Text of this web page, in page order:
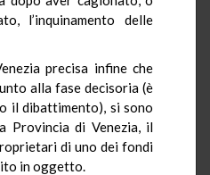
l’inquinamento delle
precisa infine che
alla fase decisoria (è
il dibattimento), si sono
di Venezia, il
di uno dei fondi
in oggetto.